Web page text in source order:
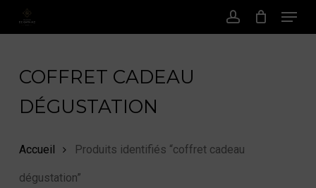
Passer
principal
Compte
Menu
COFFRET CADEAU
DÉGUSTATION
Accueil Produits identifiés “coffret cadeau
dégustation”